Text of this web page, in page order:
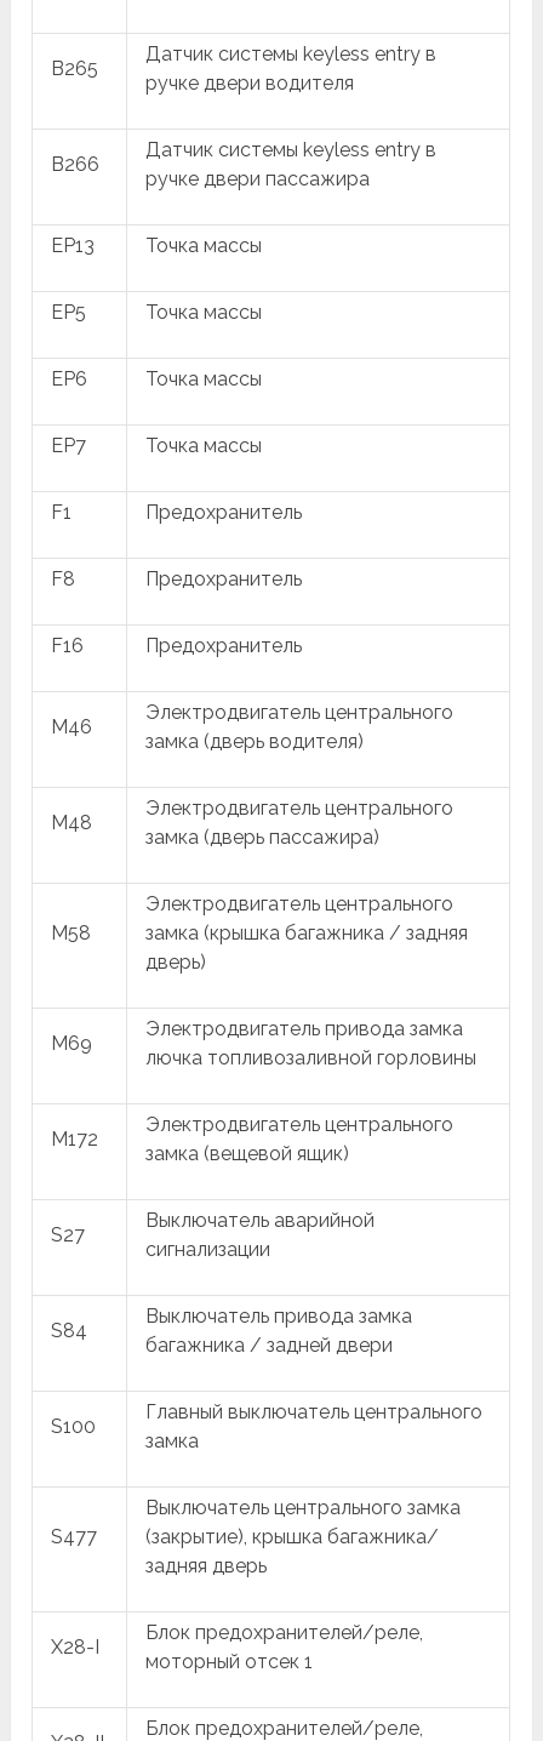
B265
Датчик системы keyless entry в
ручке двери водителя
B266
Датчик системы keyless entry в
ручке двери пассажира
EP13 Точка массы
EP5 Точка массы
EP6 Точка массы
EP7 Точка массы
F1 Предохранитель
F8 Предохранитель
F16 Предохранитель
M46
Электродвигатель центрального
замка (дверь водителя)
M48
Электродвигатель центрального
замка (дверь пассажира)
M58
Электродвигатель центрального
замка (крышка багажника / задняя
дверь)
M69
Электродвигатель привода замка
лючка топливозаливной горловины
M172
Электродвигатель центрального
замка (вещевой ящик)
S27
Выключатель аварийной
сигнализации
S84
Выключатель привода замка
багажника / задней двери
S100
Главный выключатель центрального
замка
S477
Выключатель центрального замка
(закрытие), крышка багажника/
задняя дверь
X28-I
Блок предохранителей/реле,
моторный отсек 1
Блок предохранителей/реле,